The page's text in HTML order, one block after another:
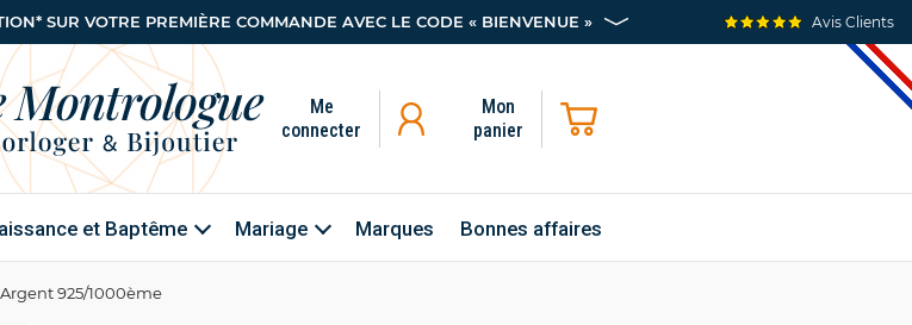
SUR VOTRE PREMIÈRE COMMANDE AVEC LE CODE « BIENVENUE » Avis Clients
Me
connecter
Mon
panier
et Baptême Mariage Marques Bonnes affaires
925/1000ème